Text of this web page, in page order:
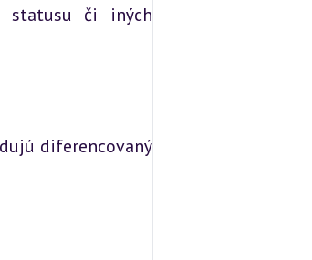
statusu či iných
diferencovaný